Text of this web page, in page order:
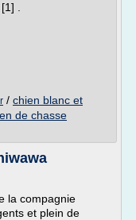
.
/ chien blanc et
de chasse
la compagnie
et plein de